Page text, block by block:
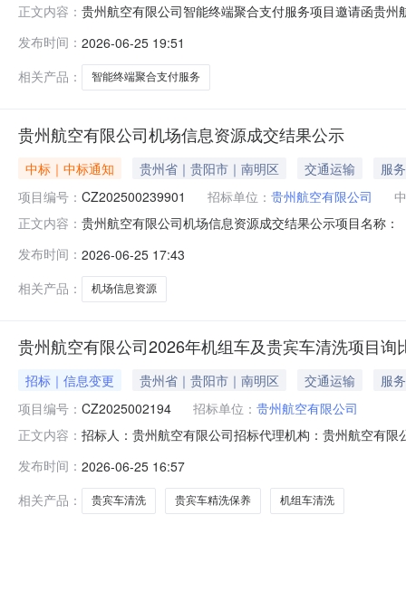
正文内容： 贵州航空有限公司智能终端聚合支付服务项目邀请函贵
位：【笔】）交易费率限价（单位：%）备注1借记卡手
发布时间： 2026-06-25 19:51
相关产品：
智能终端聚合支付服务
贵州航空有限公司机场信息资源成交结果公示
中标｜中标通知 贵州省｜贵阳市｜南明区 交通运输
服务
项目编号： CZ202500239901 招标单位： 贵州航空有限公司
正文内容： 贵州航空有限公司机场信息资源成交结果公示项目名称
此公示。公示期2个工作日（2026年6月26日8：30至
发布时间： 2026-06-25 17:43
相关产品：
机场信息资源
贵州航空有限公司2026年机组车及贵宾车清洗项目询
招标｜信息变更 贵州省｜贵阳市｜南明区 交通运输
服务
项目编号： CZ2025002194 招标单位： 贵州航空有限公司
正文内容： 招标人：贵州航空有限公司招标代理机构：贵州航空有
3日”。变更为：3.1获取询比文件时间：2026年6月25日
发布时间： 2026-06-25 16:57
相关产品：
贵宾车清洗 贵宾车精洗保养 机组车清洗